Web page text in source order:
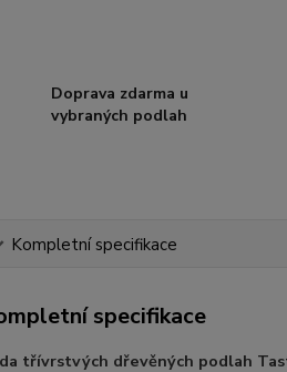
Doprava zdarma u
vybraných podlah
Kompletní specifikace
specifikace
třívrstvých dřevěných podlah